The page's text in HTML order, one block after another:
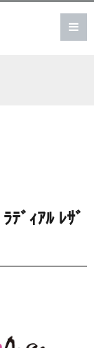
ﾃﾞｨｱﾙ ﾚｻﾞ